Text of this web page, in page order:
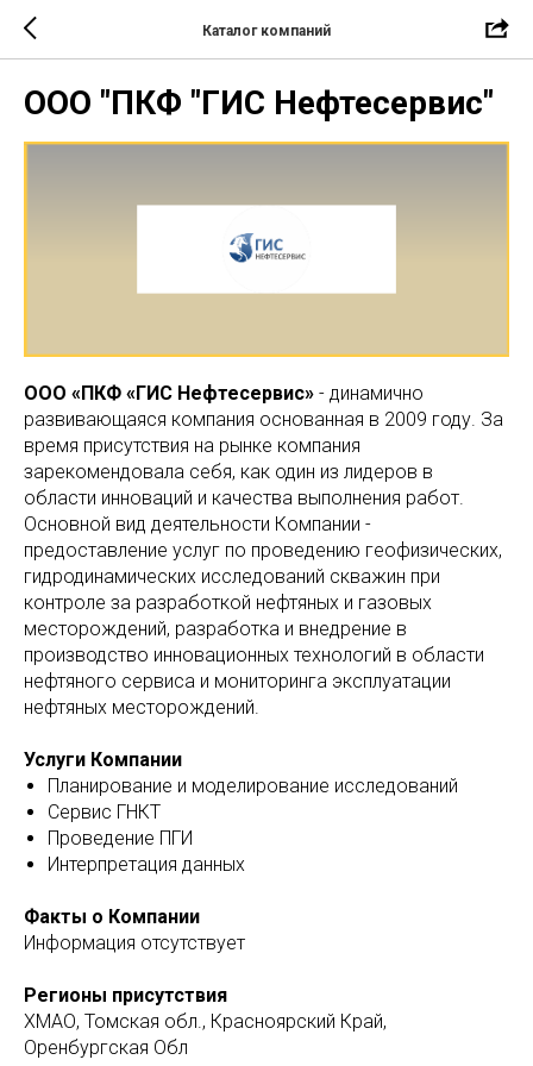
Каталог компаний
ООО "ПКФ "ГИС Нефтесервис"
ООО «ПКФ «ГИС Нефтесервис» - динамично
развивающаяся компания основанная в 2009 году. За
время присутствия на рынке компания
зарекомендовала себя, как один из лидеров в
области инноваций и качества выполнения работ.
Основной вид деятельности Компании -
предоставление услуг по проведению геофизических,
гидродинамических исследований скважин при
контроле за разработкой нефтяных и газовых
месторождений, разработка и внедрение в
производство инновационных технологий в области
нефтяного сервиса и мониторинга эксплуатации
нефтяных месторождений.
Услуги Компании
Планирование и моделирование исследований
Сервис ГНКТ
Проведение ПГИ
Интерпретация данных
Факты о Компании
Информация отсутствует
Регионы присутствия
ХМАО, Томская обл., Красноярский Край,
Оренбургская Обл